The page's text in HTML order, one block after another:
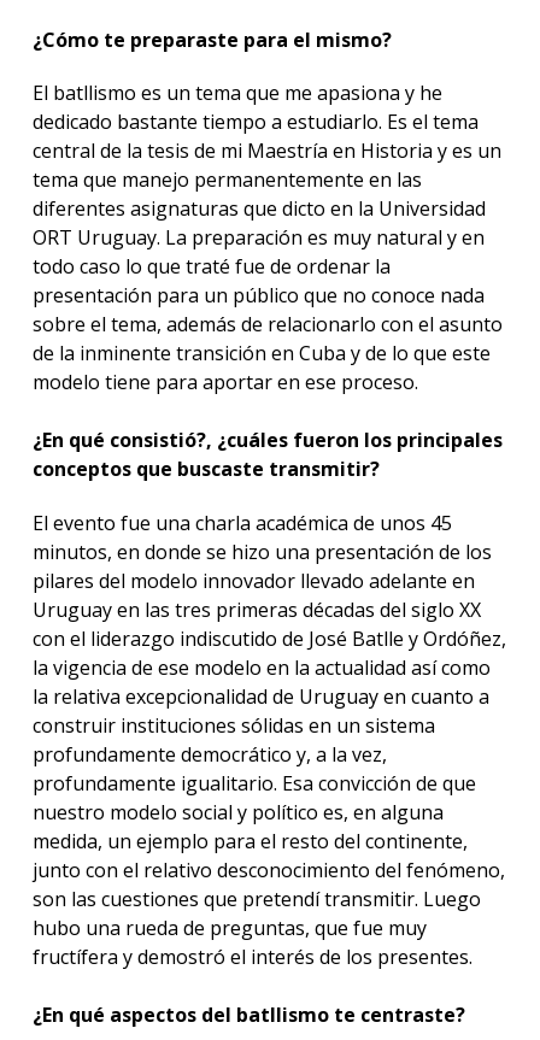
¿Cómo te preparaste para el mismo?
El batllismo es un tema que me apasiona y he
dedicado bastante tiempo a estudiarlo. Es el tema
central de la tesis de mi Maestría en Historia y es un
tema que manejo permanentemente en las
diferentes asignaturas que dicto en la Universidad
ORT Uruguay. La preparación es muy natural y en
todo caso lo que traté fue de ordenar la
presentación para un público que no conoce nada
sobre el tema, además de relacionarlo con el asunto
de la inminente transición en Cuba y de lo que este
modelo tiene para aportar en ese proceso.
¿En qué consistió?, ¿cuáles fueron los principales
conceptos que buscaste transmitir?
El evento fue una charla académica de unos 45
minutos, en donde se hizo una presentación de los
pilares del modelo innovador llevado adelante en
Uruguay en las tres primeras décadas del siglo XX
con el liderazgo indiscutido de José Batlle y Ordóñez,
la vigencia de ese modelo en la actualidad así como
la relativa excepcionalidad de Uruguay en cuanto a
construir instituciones sólidas en un sistema
profundamente democrático y, a la vez,
profundamente igualitario. Esa convicción de que
nuestro modelo social y político es, en alguna
medida, un ejemplo para el resto del continente,
junto con el relativo desconocimiento del fenómeno,
son las cuestiones que pretendí transmitir. Luego
hubo una rueda de preguntas, que fue muy
fructífera y demostró el interés de los presentes.
¿En qué aspectos del batllismo te centraste?